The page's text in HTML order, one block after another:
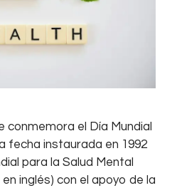
conmemora el Día Mundial
fecha instaurada en 1992
para la Salud Mental
inglés) con el apoyo de la